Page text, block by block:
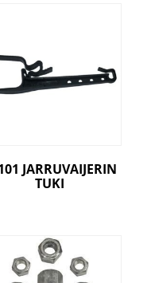
JARRUVAIJERIN
TUKI